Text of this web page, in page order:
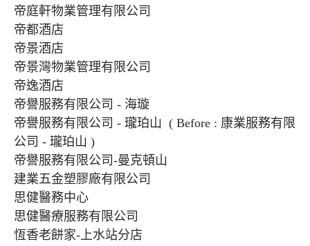
帝庭軒物業管理有限公司
帝都酒店
帝景酒店
帝景灣物業管理有限公司
帝逸酒店
帝譽服務有限公司 - 海璇
帝譽服務有限公司 - 瓏珀山 ( Before : 康業服務有限
公司 - 瓏珀山 )
帝譽服務有限公司-曼克頓山
建業五金塑膠廠有限公司
思健醫務中心
思健醫療服務有限公司
恆香老餅家-上水站分店